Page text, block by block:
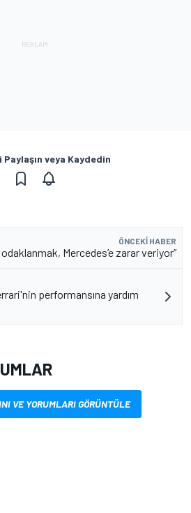
Paylaşın veya Kaydedin
ÖNCEKI HABER
Mercedes’e zarar veriyor”
performansına yardım
VE YORUMLARI GÖRÜNTÜLE